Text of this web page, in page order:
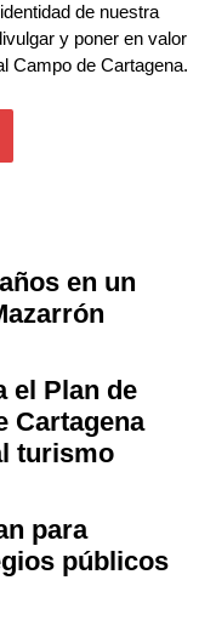
de nuestra
y poner en valor
Campo de Cartagena.
en un
el Plan de
Cartagena
turismo
para
públicos